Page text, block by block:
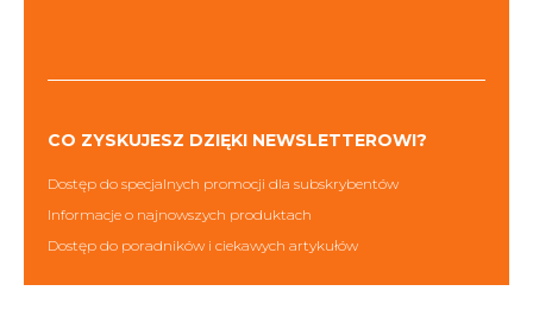
CO ZYSKUJESZ DZIĘKI NEWSLETTEROWI?
Dostęp do specjalnych promocji dla subskrybentów
Informacje o najnowszych produktach
Dostęp do poradników i ciekawych artykułów